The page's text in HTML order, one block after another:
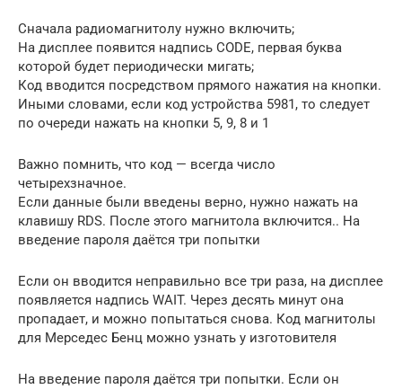
Сначала радиомагнитолу нужно включить;
На дисплее появится надпись CODE, первая буква
которой будет периодически мигать;
Код вводится посредством прямого нажатия на кнопки.
Иными словами, если код устройства 5981, то следует
по очереди нажать на кнопки 5, 9, 8 и 1
Важно помнить, что код — всегда число
четырехзначное.
Если данные были введены верно, нужно нажать на
клавишу RDS. После этого магнитола включится.. На
введение пароля даётся три попытки
Если он вводится неправильно все три раза, на дисплее
появляется надпись WAIT. Через десять минут она
пропадает, и можно попытаться снова. Код магнитолы
для Мерседес Бенц можно узнать у изготовителя
На введение пароля даётся три попытки. Если он